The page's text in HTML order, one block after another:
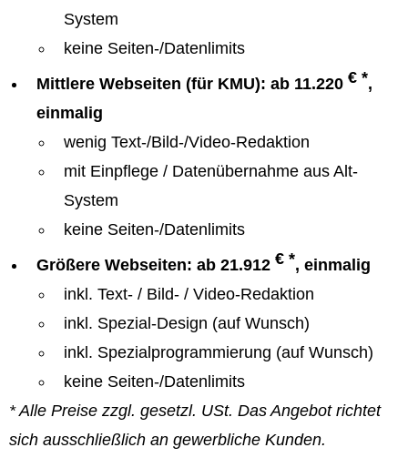
System
keine Seiten-/Datenlimits
Mittlere Webseiten (für KMU): ab 11.220 € *,
einmalig
wenig Text-/Bild-/Video-Redaktion
mit Einpflege / Datenübernahme aus Alt-
System
keine Seiten-/Datenlimits
Größere Webseiten: ab 21.912 € *, einmalig
inkl. Text- / Bild- / Video-Redaktion
inkl. Spezial-Design (auf Wunsch)
inkl. Spezialprogrammierung (auf Wunsch)
keine Seiten-/Datenlimits
* Alle Preise zzgl. gesetzl. USt. Das Angebot richtet
sich ausschließlich an gewerbliche Kunden.